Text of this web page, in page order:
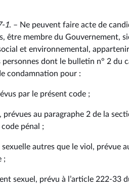
. – Ne peuvent faire acte de
être membre du Gouvernement,
et environnemental,
personnes dont le bulletin n° 2 du
condamnation pour :
par le présent code ;
prévues au paragraphe 2 de la
code pénal ;
sexuelle autres que le viol, prévue
;
sexuel, prévu à l’article 222‑33